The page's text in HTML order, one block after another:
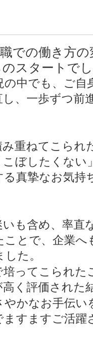
での働き方
スタートで
の中でも、ご
、一歩ずつ前
重ねてこられ
ぼしたくない
真摯なお気持
いも含め、率
ことで、企業
た。
ってこられた
く評価された
かなお手伝
ますますご活